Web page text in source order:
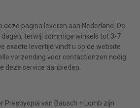
deze pagina leveren aan Nederland. De
terwijl sommige winkels tot 3-7
exacte levertijd vindt u op de website
verzending voor contactlenzen nodig
deze service aanbieden.
Presbyopia van Bausch + Lomb zijn